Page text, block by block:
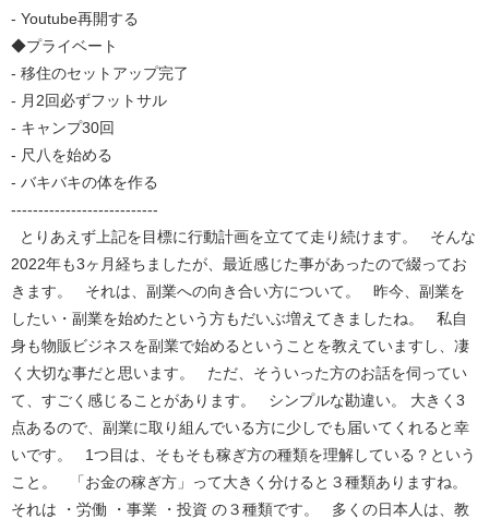
- Youtube再開する
◆プライベート
- 移住のセットアップ完了
- 月2回必ずフットサル
- キャンプ30回
- 尺八を始める
- バキバキの体を作る
---------------------------
とりあえず上記を目標に行動計画を立てて走り続けます。 そんな
2022年も3ヶ月経ちましたが、最近感じた事があったので綴ってお
きます。 それは、副業への向き合い方について。 昨今、副業を
したい・副業を始めたという方もだいぶ増えてきましたね。 私自
身も物販ビジネスを副業で始めるということを教えていますし、凄
く大切な事だと思います。 ただ、そういった方のお話を伺ってい
て、すごく感じることがあります。 シンプルな勘違い。 大きく3
点あるので、副業に取り組んでいる方に少しでも届いてくれると幸
いです。 1つ目は、そもそも稼ぎ方の種類を理解している？という
こと。 「お金の稼ぎ方」って大きく分けると３種類ありますね。
それは ・労働 ・事業 ・投資 の３種類です。 多くの日本人は、教